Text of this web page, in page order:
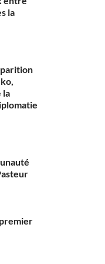
la
la